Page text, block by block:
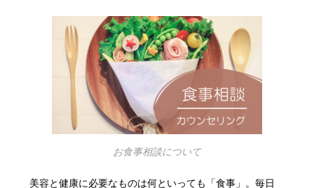
お食事相談について
美容と健康に必要なものは何といっても「食事」。毎日